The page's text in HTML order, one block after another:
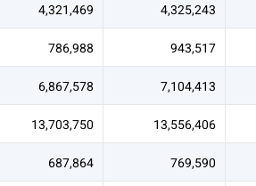
4,325,243
4,321,469
943,517
786,988
7,104,413
6,867,578
13,556,406
13,703,750
769,590
687,864